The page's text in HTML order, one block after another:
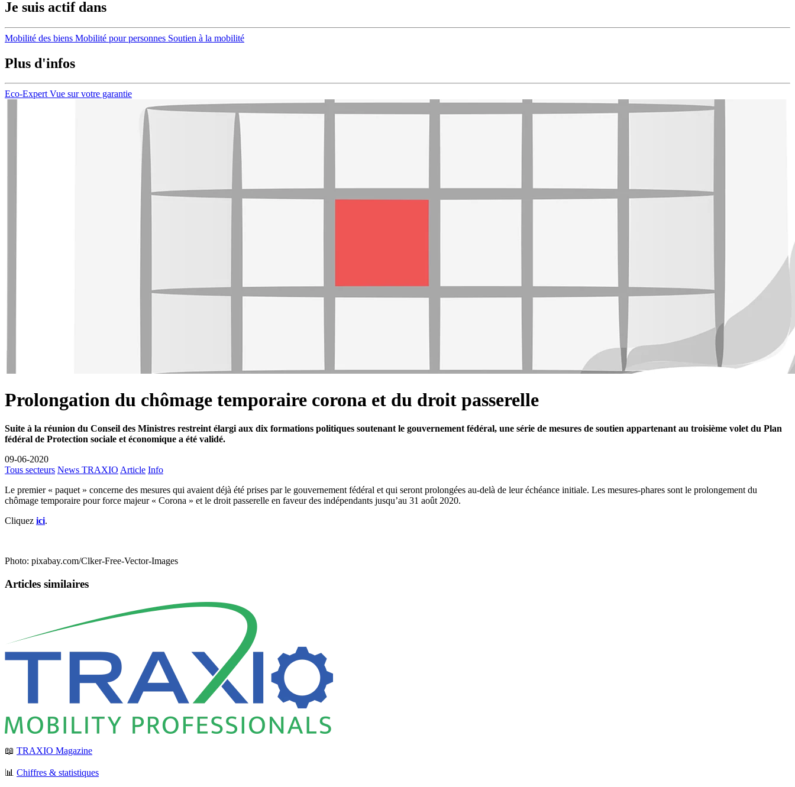
Je suis actif dans
Mobilité des biens Mobilité pour personnes Soutien à la mobilité
Plus d'infos
Eco-Expert Vue sur votre garantie
Prolongation du chômage temporaire corona et du droit passerelle
Suite à la réunion du Conseil des Ministres restreint élargi aux dix formations politiques soutenant le gouvernement fédéral, une série de mesures de soutien appartenant au troisième volet du Plan
fédéral de Protection sociale et économique a été validé.
09-06-2020
Tous secteurs News TRAXIO Article Info
Le premier « paquet » concerne des mesures qui avaient déjà été prises par le gouvernement fédéral et qui seront prolongées au-delà de leur échéance initiale. Les mesures-phares sont le prolongement du
chômage temporaire pour force majeur « Corona » et le droit passerelle en faveur des indépendants jusqu’au 31 août 2020.
Cliquez ici.
Photo: pixabay.com/Clker-Free-Vector-Images
Articles similaires
📖 TRAXIO Magazine
📊 Chiffres & statistiques